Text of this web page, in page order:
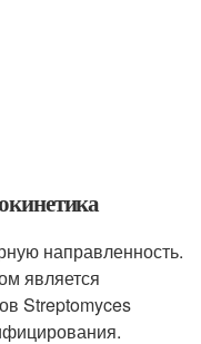
направленность.
является
Streptomyces